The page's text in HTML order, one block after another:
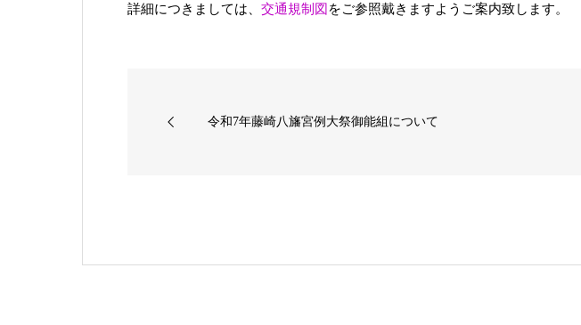
詳細につきましては、 交通規制図をご参照戴きますようご案内致します。
令和7年藤崎八旛宮例大祭御能組について